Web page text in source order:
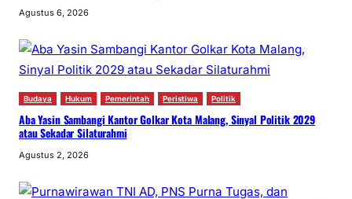
Agustus 6, 2026
Budaya Hukum Pemerintah Peristiwa Politik
Aba Yasin Sambangi Kantor Golkar Kota Malang, Sinyal Politik 2029
atau Sekadar Silaturahmi
Agustus 2, 2026